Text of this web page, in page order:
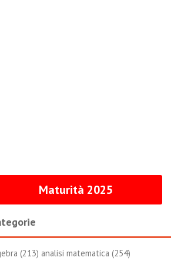
Maturità 2025
(213) analisi matematica (254)